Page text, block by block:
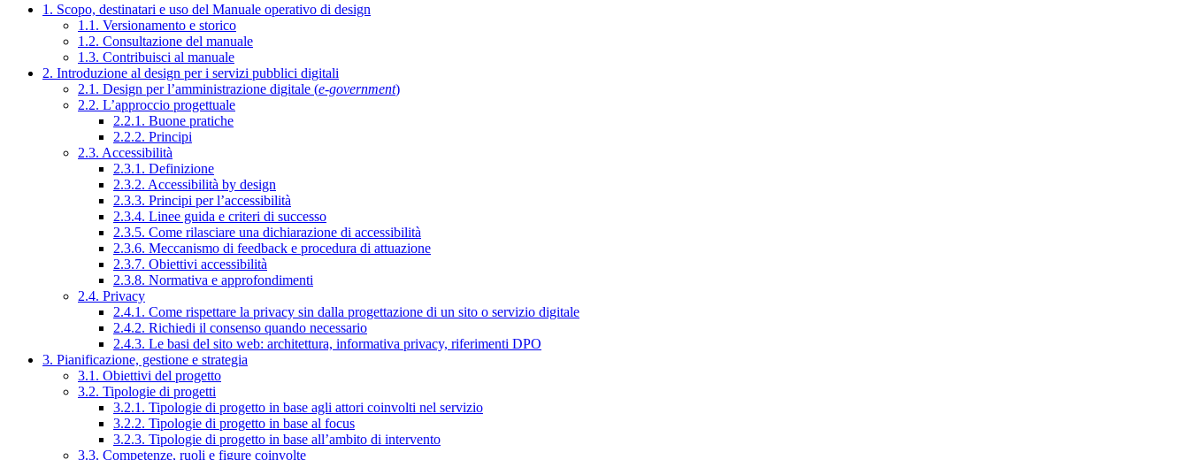
1. Scopo, destinatari e uso del Manuale operativo di design
1.1. Versionamento e storico
1.2. Consultazione del manuale
1.3. Contribuisci al manuale
2. Introduzione al design per i servizi pubblici digitali
2.1. Design per l’amministrazione digitale (e-government)
2.2. L’approccio progettuale
2.2.1. Buone pratiche
2.2.2. Principi
2.3. Accessibilità
2.3.1. Definizione
2.3.2. Accessibilità by design
2.3.3. Principi per l’accessibilità
2.3.4. Linee guida e criteri di successo
2.3.5. Come rilasciare una dichiarazione di accessibilità
2.3.6. Meccanismo di feedback e procedura di attuazione
2.3.7. Obiettivi accessibilità
2.3.8. Normativa e approfondimenti
2.4. Privacy
2.4.1. Come rispettare la privacy sin dalla progettazione di un sito o servizio digitale
2.4.2. Richiedi il consenso quando necessario
2.4.3. Le basi del sito web: architettura, informativa privacy, riferimenti DPO
3. Pianificazione, gestione e strategia
3.1. Obiettivi del progetto
3.2. Tipologie di progetti
3.2.1. Tipologie di progetto in base agli attori coinvolti nel servizio
3.2.2. Tipologie di progetto in base al focus
3.2.3. Tipologie di progetto in base all’ambito di intervento
3.3. Competenze, ruoli e figure coinvolte